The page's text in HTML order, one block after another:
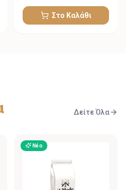
Στο Καλάθι
Δείτε Όλα
Νέο